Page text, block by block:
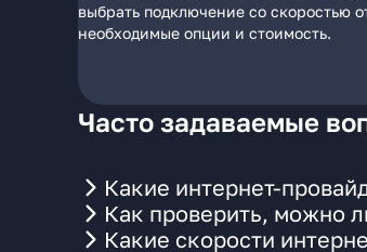
выбрать подключение со скоростью
необходимые опции и стоимость.
Часто задаваемые
Какие интернет-
Как проверить, можно
Какие скорости